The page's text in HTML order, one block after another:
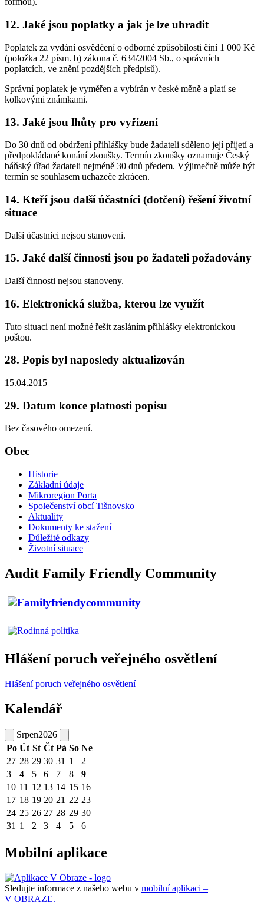
12. Jaké jsou poplatky a jak je lze uhradit
Poplatek za vydání osvědčení o odborné způsobilosti činí 1 000 Kč
(položka 22 písm. b) zákona č. 634/2004 Sb., o správních
poplatcích, ve znění pozdějších předpisů).
Správní poplatek je vyměřen a vybírán v české měně a platí se
kolkovými známkami.
13. Jaké jsou lhůty pro vyřízení
Do 30 dnů od obdržení přihlášky bude žadateli sděleno její přijetí a
předpokládané konání zkoušky. Termín zkoušky oznamuje Český
báňský úřad žadateli nejméně 30 dnů předem. Výjimečně může být
termín se souhlasem uchazeče zkrácen.
14. Kteří jsou další účastníci (dotčení) řešení životní
situace
Další účastníci nejsou stanoveni.
15. Jaké další činnosti jsou po žadateli požadovány
Další činnosti nejsou stanoveny.
16. Elektronická služba, kterou lze využít
Tuto situaci není možné řešit zasláním přihlášky elektronickou
poštou.
28. Popis byl naposledy aktualizován
15.04.2015
29. Datum konce platnosti popisu
Bez časového omezení.
Obec
Historie
Základní údaje
Mikroregion Porta
Společenství obcí Tišnovsko
Aktuality
Dokumenty ke stažení
Důležité odkazy
Životní situace
Audit Family Friendly Community
Hlášení poruch veřejného osvětlení
Hlášení poruch veřejného osvětlení
Kalendář
Srpen2026
Po Út St Čt Pá So Ne
27 28 29 30 31 1
2
3
4 5 6 7 8
9
10 11 12 13 14 15 16
17 18 19 20 21 22 23
24 25 26 27 28 29 30
31 1 2 3 4 5 6
Mobilní aplikace
Sledujte informace z našeho webu v mobilní aplikaci –
V OBRAZE.